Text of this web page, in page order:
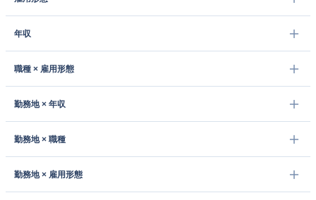
年収
職種 × 雇用形態
勤務地 × 年収
勤務地 × 職種
勤務地 × 雇用形態